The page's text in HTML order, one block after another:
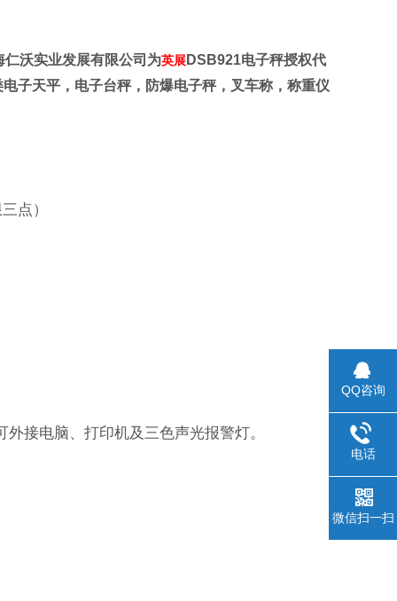
仁沃实业发展有限公司为英展 DSB921电子秤授权代
子天平，电子台秤，防爆电子秤，叉车称，称重仪
点）
外接电脑、打印机及三色声光报警灯。
QQ咨询
电话
微信扫一扫